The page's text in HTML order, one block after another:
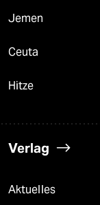
Jemen
Ceuta
Hitze
Verlag
Aktuelles